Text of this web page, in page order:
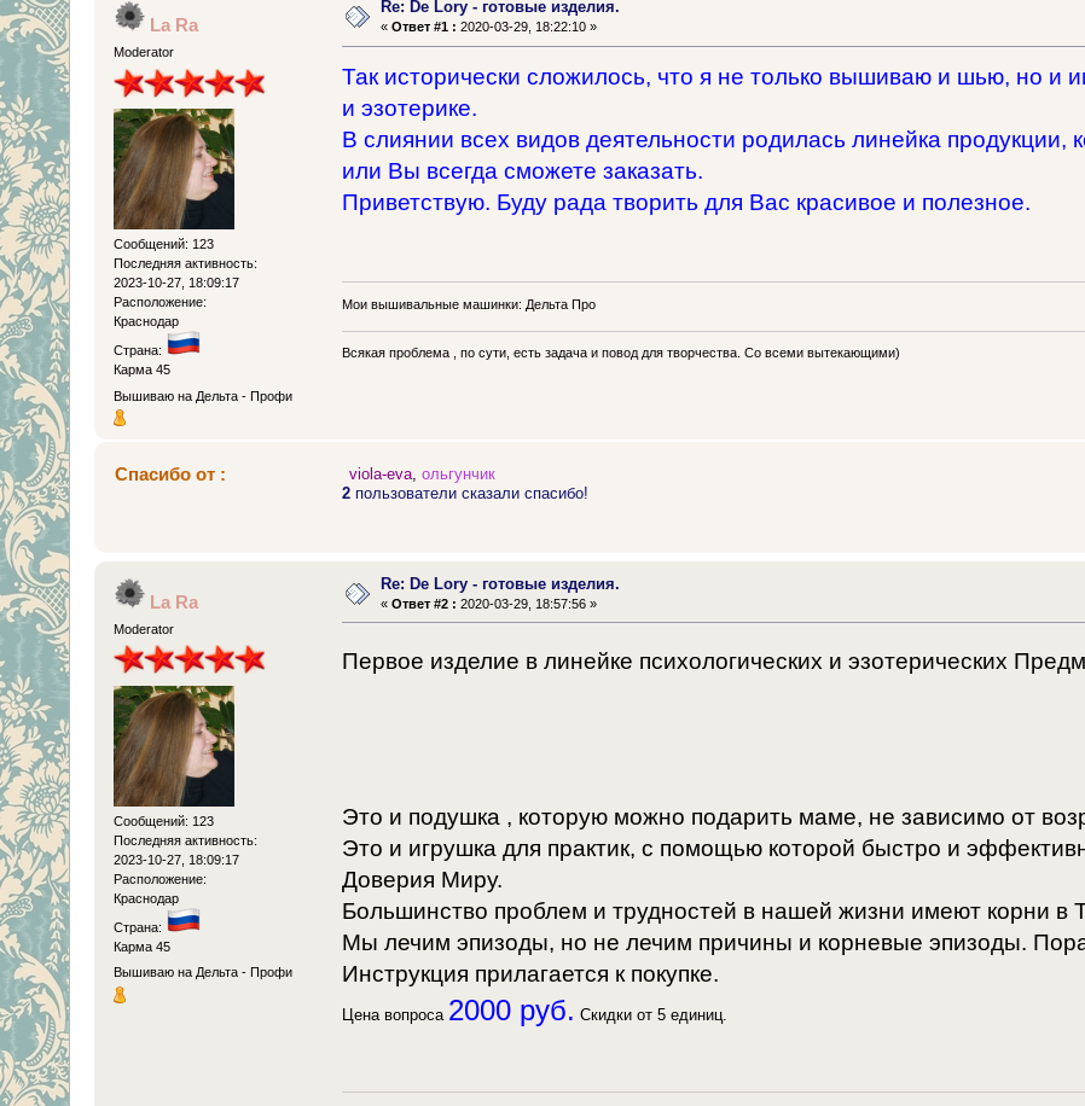
La Ra
Moderator
Сообщений: 123
Последняя активность:
2023-10-27, 18:09:17
Расположение:
Краснодар
Страна:
Карма 45
Вышиваю на Дельта - Профи
Re: De Lory - готовые изделия.
«Ответ #1 : 2020-03-29, 18:22:10 »
Так исторически сложилось, что я не только вышиваю и шью, но и
и эзотерике.
В слиянии всех видов деятельности родилась линейка продукции,
или Вы всегда сможете заказать.
Приветствую. Буду рада творить для Вас красивое и полезное.
Мои вышивальные машинки: Дельта Про
Всякая проблема , по сути, есть задача и повод для творчества. Со всеми вытекающими)
Спасибо от : viola-eva ,ольгунчик
2пользователи сказали спасибо!
La Ra
Moderator
Сообщений: 123
Последняя активность:
2023-10-27, 18:09:17
Расположение:
Краснодар
Страна:
Карма 45
Вышиваю на Дельта - Профи
Re: De Lory - готовые изделия.
«Ответ #2 : 2020-03-29, 18:57:56 »
Первое изделие в линейке психологических и эзотерических
Это и подушка , которую можно подарить маме, не зависимо от
Это и игрушка для практик, с помощью которой быстро и
Доверия Миру.
Большинство проблем и трудностей в нашей жизни имеют корни в
Мы лечим эпизоды, но не лечим причины и корневые эпизоды.
Инструкция прилагается к покупке.
Цена вопроса 2000 руб. Скидки от 5 единиц.